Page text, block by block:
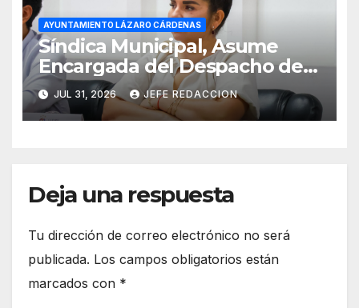
AYUNTAMIENTO LÁZARO CÁRDENAS
Síndica Municipal, Asume
Encargada del Despacho de
Presidencia
JUL 31, 2026 JEFE REDACCION
Deja una respuesta
Tu dirección de correo electrónico no será
publicada. Los campos obligatorios están
marcados con *